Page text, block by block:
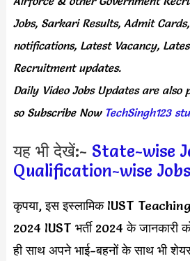
Jobs, Sarkari Results, Admit Cards,
notifications, Latest Vacancy,
Recruitment updates.
Daily Video Jobs Updates are also
so Subscribe Now TechSingh123
यह भी देखें:- State-wise
Qualification-wise Jobs
कृपया, इस इस्लामिक IUST
2024 IUST भर्ती 2024 के जानकारी
ही साथ अपने भाई-बहनों के साथ भी